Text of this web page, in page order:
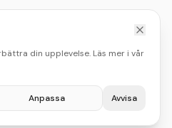
din upplevelse. Läs mer i vår
Anpassa Avvisa